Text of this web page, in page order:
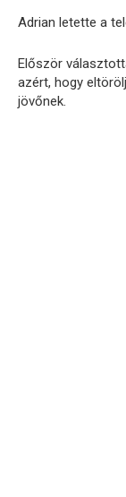
Adrian letette a
Először
azért, hogy
jövőnek.